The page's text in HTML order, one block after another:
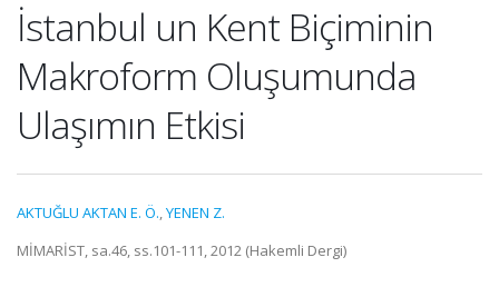
İstanbul un Kent Biçiminin
Makroform Oluşumunda
Ulaşımın Etkisi
AKTUĞLU AKTAN E. Ö.,YENEN Z.
MİMARİST, sa.46, ss.101-111, 2012 (Hakemli Dergi)